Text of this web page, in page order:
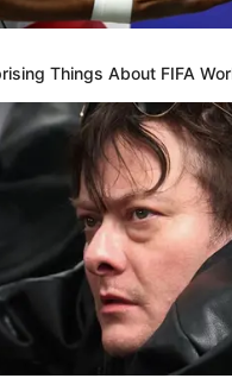
Things About FIFA